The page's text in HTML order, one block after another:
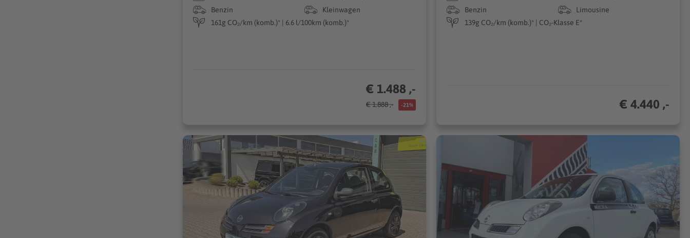
Benzin
Kleinwagen
161g CO₂/km (komb.)* | 6.6 l/100km (komb.)*
€ 1.488 ,-
€ 1.888 ,- -21%
Benzin
Limousine
139g CO₂/km (komb.)* | CO₂-Klasse E*
€ 4.440 ,-